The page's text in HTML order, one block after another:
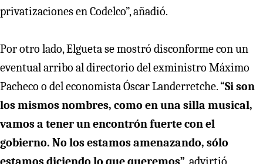
privatizaciones en Codelco”, añadió.
Por otro lado, Elgueta se mostró disconforme con un
eventual arribo al directorio del exministro Máximo
Pacheco o del economista Óscar Landerretche. “Si son
los mismos nombres, como en una silla musical,
vamos a tener un encontrón fuerte con el
gobierno. No los estamos amenazando, sólo
estamos diciendo lo que queremos”, advirtió.